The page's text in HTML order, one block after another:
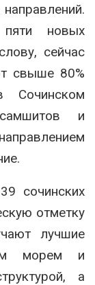
новых
сейчас
свыше 80%
и
сочинских
отметку
лучшие
морем и
а